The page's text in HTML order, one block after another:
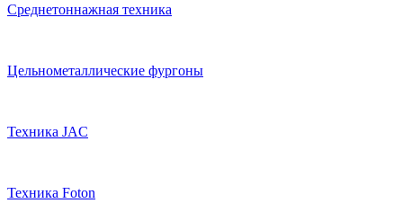
Среднетоннажная техника
Цельнометаллические фургоны
Техника JAC
Техника Foton